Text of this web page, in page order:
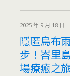
2025 年 9 月 18 日
隱匿烏布
步！峇里
場療癒之